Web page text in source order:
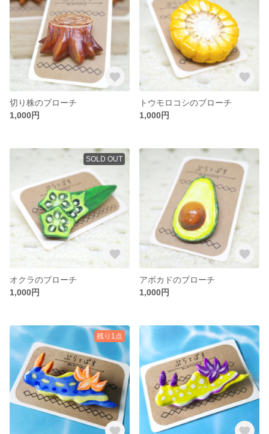
切り株のブローチ
1,000円
トウモロコシのブローチ
1,000円
SOLD OUT
オクラのブローチ
1,000円
アボカドのブローチ
1,000円
残り1点